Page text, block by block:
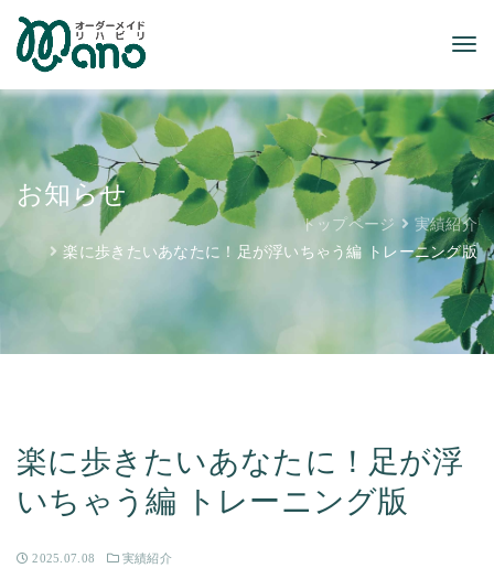
お知らせ
トップページ
実績紹介
楽に歩きたいあなたに！足が浮いちゃう編 トレーニング版
楽に歩きたいあなたに！足が浮
いちゃう編 トレーニング版
2025.07.08 実績紹介